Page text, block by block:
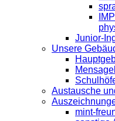
Junior-
Unsere
Austausche
mint-